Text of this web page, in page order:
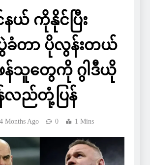
ယ် ကိုနိုင်ပြီး
ခံတာ ပိုလွန်းတယ်
န်သူတွေကို ဂွါဒီယို
လည်တုံ့ပြန်
4 Months Ago 0 1 Mins